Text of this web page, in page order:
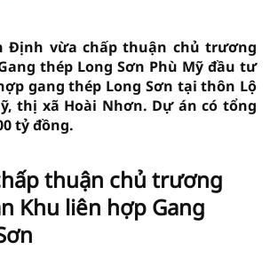
Định vừa chấp thuận chủ trương
thép Long Sơn Phù Mỹ đầu tư
gang thép Long Sơn tại thôn Lộ
thị xã Hoài Nhơn. Dự án có tổng
tỷ đồng.
thuận chủ trương
Khu liên hợp Gang